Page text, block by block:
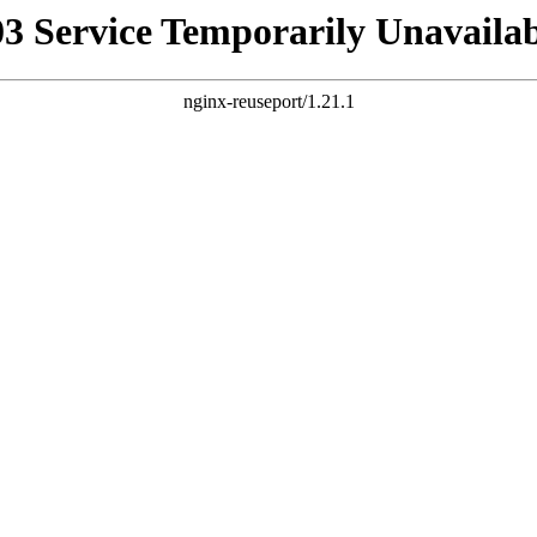
Service Temporarily
nginx-reuseport/1.21.1